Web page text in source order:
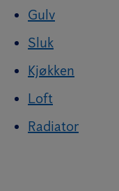
Gulv
Sluk
Kjøkken
Loft
Radiator